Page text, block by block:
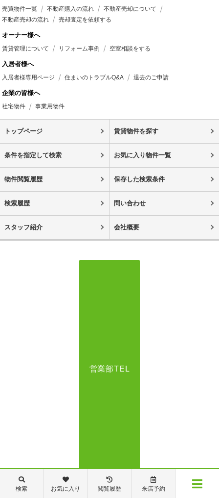
売買物件一覧 不動産購入の流れ
不動産売却について
不動産売却の流れ
売却査定を依頼する
オーナー様へ
賃貸管理について リフォーム事例 空室相談をする
入居者様へ
入居者様専用ページ 住まいのトラブルQ&A 退去のご申請
企業の皆様へ
社宅物件 事業用物件
トップページ 賃貸物件を探す
条件を指定して検索 お気に入り物件一覧
物件閲覧履歴 保存した検索条件
検索履歴 問い合わせ
スタッフ紹介 会社概要
営業部TEL
検索 お気に入り 閲覧履歴 来店予約